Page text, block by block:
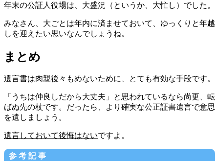
年末の公証人役場は、大盛況（というか、大忙し）でした。
みなさん、大ごとは年内に済ませておいて、ゆっくりと年越
しを迎えたい思いなんでしょうね。
まとめ
遺言書は肉親後々もめないために、とても有効な手段です。
「うちは仲良しだから大丈夫」と思われているなら尚更、転
ばぬ先の杖です。だったら、より確実な公正証書遺言で意思
を遺しましょう。
遺言しておいて後悔はないですよ。
参 考 記 事